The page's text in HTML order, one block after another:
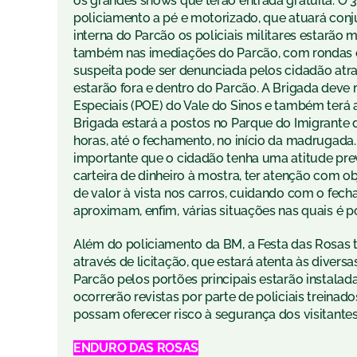
policiamento a pé e motorizado, que atuará
interna do Parcão os policiais militares estarão
também nas imediações do Parcão, com
suspeita pode ser denunciada pelos cidadão
estarão fora e dentro do Parcão. A Brigada
Especiais (POE) do Vale do Sinos e também
Brigada estará a postos no Parque do
horas, até o fechamento, no início da
importante que o cidadão tenha uma atitude
carteira de dinheiro à mostra, ter atenção com
de valor à vista nos carros, cuidando com o
aproximam, enfim, várias situações nas quais é
Além do policiamento da BM, a Festa das
através de licitação, que estará atenta às
Parcão pelos portões principais estarão
ocorrerão revistas por parte de policiais
possam oferecer risco à segurança dos
ENDURO DAS ROSAS